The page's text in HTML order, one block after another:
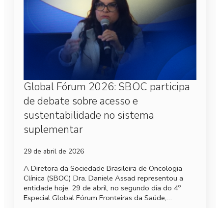
Global Fórum 2026: SBOC participa
de debate sobre acesso e
sustentabilidade no sistema
suplementar
29 de abril de 2026
A Diretora da Sociedade Brasileira de Oncologia
Clínica (SBOC) Dra. Daniele Assad representou a
entidade hoje, 29 de abril, no segundo dia do 4º
Especial Global Fórum Fronteiras da Saúde,…